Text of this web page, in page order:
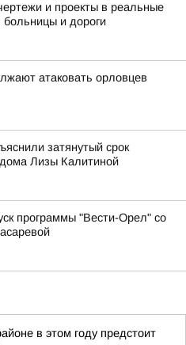
и проекты в реальные
и дороги
атаковать орловцев
затянутый срок
Лизы Калитиной
программы "Вести-Орел" со
в этом году предстоит